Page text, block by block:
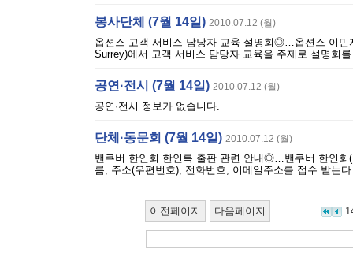
봉사단체 (7월 14일) 2010.07.12 (월)
옵션스 고객 서비스 담당자 교육 설명회◎…옵션스 이민
Surrey)에서 고객 서비스 담당자 교육을 주제로 설명회
공연·전시 (7월 14일) 2010.07.12 (월)
공연·전시 정보가 없습니다.
단체·동문회 (7월 14일) 2010.07.12 (월)
밴쿠버 한인회 한인록 출판 관련 안내◎…밴쿠버 한인회
름, 주소(우편번호), 전화번호, 이메일주소를 접수 받는
이전페이지 다음페이지